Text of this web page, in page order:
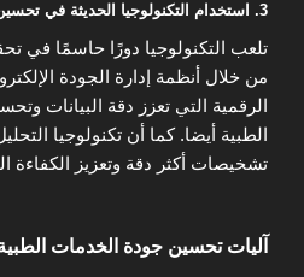
3. استخدام التكنولوجيا الحديثة في تحسين الرعاية الصحية
تلعب التكنولوجيا دورًا حاسمًا في
من خلال أنظمة إدارة الجودة
الرقمية التي تعزز دقة البيانات
الطبية أيضا. كما أن تكنولوجيا
تشخيصات أكثر دقة وتعزيز الكفاءة
آليات تحسين جودة الخدمات